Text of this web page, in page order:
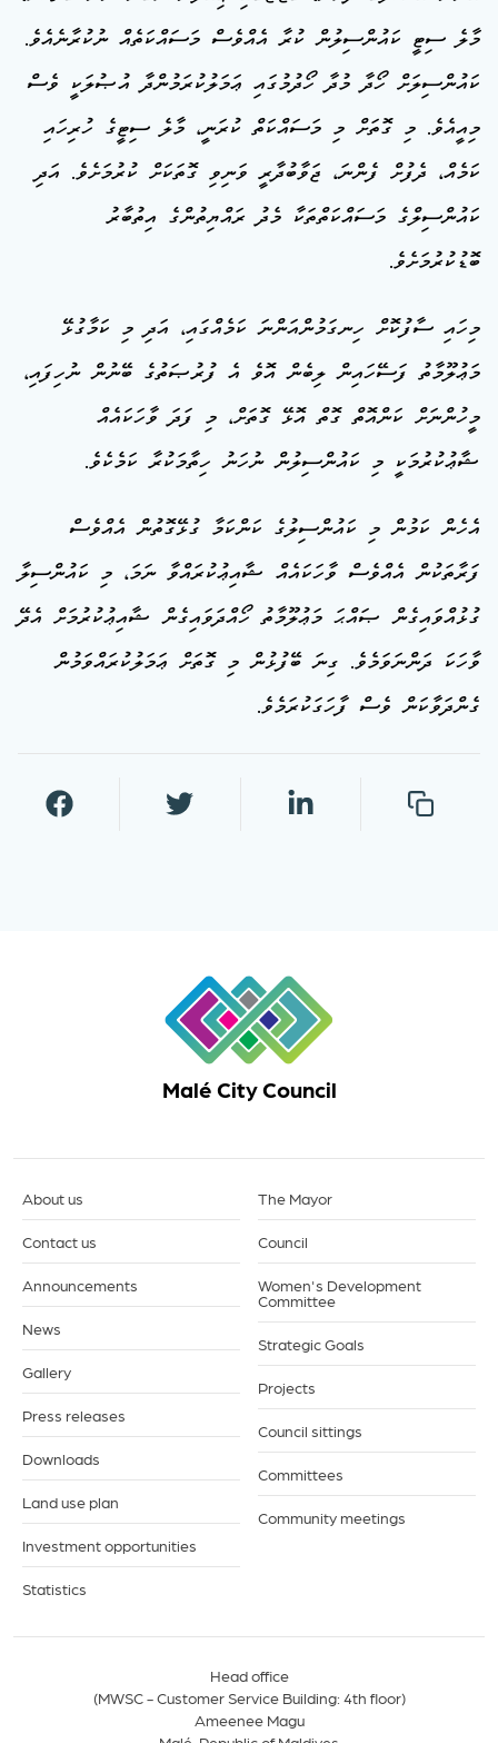
މާލެ ސިޓީ ކައުންސިލުން ކުރާ އެއްވެސް މަސައްކަތެއް ނުކުރާނެއެވެ.
ކައުންސިލަށް ހޯދާ މުދާ ހޯދުމުގައި ޢަމަލުކުރަމުންދާ އުޞުލަކީ ވެސް
މިއީއެވެ. މި ގޮތަށް މި މަސައްކަތް ކުރަނީ، މާލެ ސިޓީގެ ހުރިހައި
ކަމެއް، ދެފުށް ފެންނަ، ޖަވާބުދާރީ ވަނިވި ގޮތަކަށް ކުރުމަށެވެ. އަދި
ކައުންސިލްގެ މަސައްކަތްތަކާ މެދު ރައްޔިތުންގެ އިތުބާރު
ބޮޑުކުރުމަށެވެ.
މިހައި ސާފުކޮށް ހިނގަމުންއަންނަ ކަމެއްގައި، އަދި މި ކަމާގުޅޭ
މަޢުލޫމާތު ފަސޭހައިން ލިބެން އޮވެ އެ ފުރުޞަތުގެ ބޭނުން ނުހިފައި،
މީހުންނަށް ކަންއޮތް ގޮތް އޮޅޭ ގޮތަށް، މި ފަދަ ވާހަކައެއް
ޝާޢުކުރުމަކީ މި ކައުންސިލުން ނުހަނު ހިތާމަކުރާ ކަމެކެވެ.
އެހެން ކަމުން މި ކައުންސިލުގެ ކަންކަމާ ގުޅޭގޮތުން އެއްވެސް
ފަރާތަކުން އެއްވެސް ވާހަކައެއް ޝާއިޢުކުރައްވާ ނަމަ، މި ކައުންސިލާ
ގުޅުއްވައިގެން ޞައްޙަ މަޢުލޫމާތު ހޯއްދަވައިގެން ޝާއިޢުކުރުމަށް އެދޭ
ވާހަކަ ދަންނަވަމެވެ. ގިނަ ބޭފުޅުން މި ގޮތަށް ޢަމަލުކުރައްވަމުން
ގެންދަވާކަން ވެސް ފާހަގަކުރަމެވެ.
Malé City Council
About us
Contact us
Announcements
News
Gallery
Press releases
Downloads
Land use plan
Investment opportunities
Statistics
The Mayor
Council
Women's Development
Committee
Strategic Goals
Projects
Council sittings
Committees
Community meetings
Head office
(MWSC - Customer Service Building: 4th floor)
Ameenee Magu